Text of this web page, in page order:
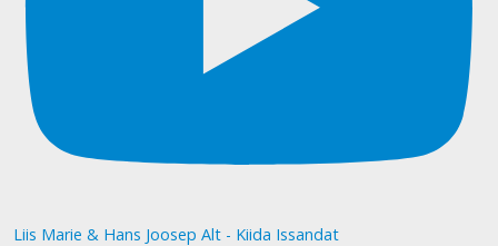
Liis Marie & Hans Joosep Alt - Kiida Issandat